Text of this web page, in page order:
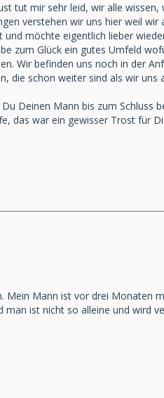
tut mir sehr leid, wir alle
verstehen wir uns hier weil
möchte eigentlich lieber
zum Glück ein gutes Umfeld
Wir befinden uns noch in der
die schon weiter sind als wir
Deinen Mann bis zum Schluss
das war ein gewisser Trost für
Mein Mann ist vor drei Monaten
ist nicht so alleine und wird